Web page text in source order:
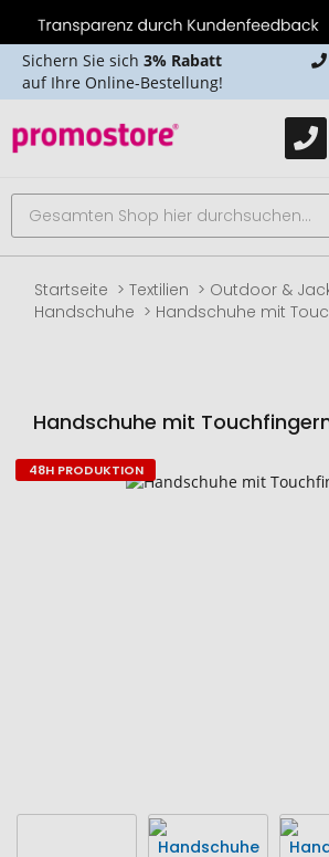
Sichern Sie sich 3% Rabatt
auf Ihre Online-Bestellung!
Startseite Textilien
Outdoor &
Handschuhe
Handschuhe mit
Handschuhe mit
Zum
48H PRODUKTION